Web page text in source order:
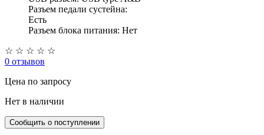
Разъем педали сустейна:
Есть
Разъем блока питания: Нет
☆ ☆ ☆ ☆ ☆
0 отзывов
Цена по запросу
Нет в наличии
Сообщить о поступлении